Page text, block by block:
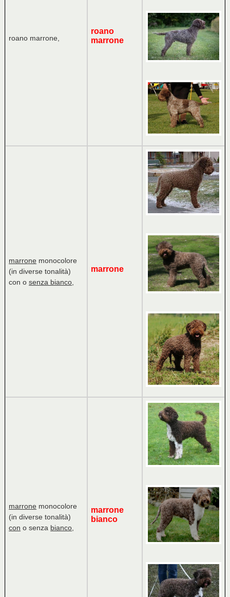
roano marrone,
roano
marrone
marrone monocolore
(in diverse tonalità)
con osenza bianco,
marrone
marrone monocolore
(in diverse tonalità)
con o senza bianco,
marrone
bianco